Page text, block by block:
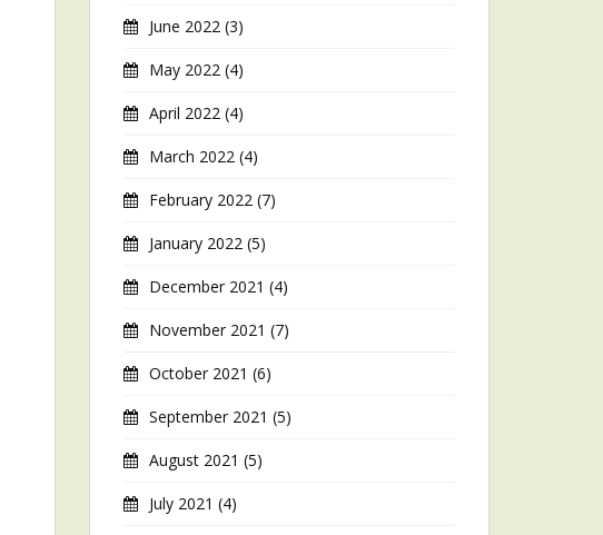
June 2022 (3)
May 2022 (4)
April 2022 (4)
March 2022 (4)
February 2022 (7)
January 2022 (5)
December 2021 (4)
November 2021 (7)
October 2021 (6)
September 2021 (5)
August 2021 (5)
July 2021 (4)